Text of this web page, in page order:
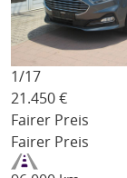
1/17
21.450 €
Fairer Preis
Fairer Preis